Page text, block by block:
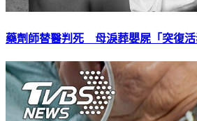
藥劑師替醫判死 母淚葬嬰屍「突復